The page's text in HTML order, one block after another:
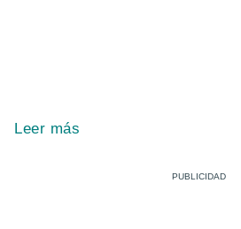
Leer más